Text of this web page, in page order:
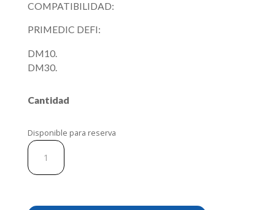
COMPATIBILIDAD:
PRIMEDIC DEFI:
DM10.
DM30.
Cantidad
Disponible para reserva
Cable
Ecg
Primedic.